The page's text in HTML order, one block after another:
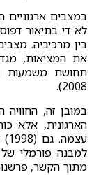
במצבים ארגוניים
לא די בתיאור
בין מרכיביה.
את המציאות,
2008).
במובן זה,
הארגונית, אלא
למבנה פורמלי
מתוך הקשר,